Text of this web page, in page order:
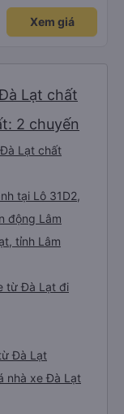
của mình, mình hỗ
bạn nữ lễ tân xinh
là (một mình) yêu
Xem giá
Lạt chất
2 chuyến
Lạt chất
tại Lô 31D2,
động Lâm
tỉnh Lâm
từ Đà Lạt đi
Đà Lạt
nhà xe Đà Lạt